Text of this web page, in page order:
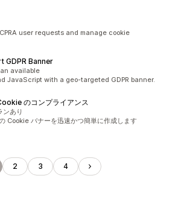
user requests and manage cookie
GDPR Banner
件 available
JavaScript with a geo-targeted GDPR banner.
のコンプライアンス
件
ンあり
Cookie バナーを迅速かつ簡単に作成します
2 3 4